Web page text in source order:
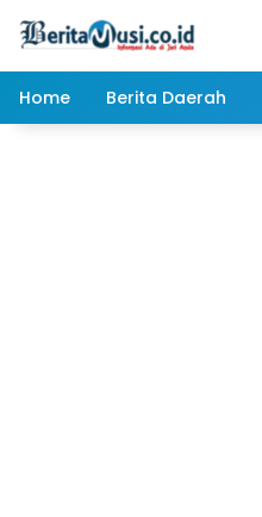
Home
Berita Daerah